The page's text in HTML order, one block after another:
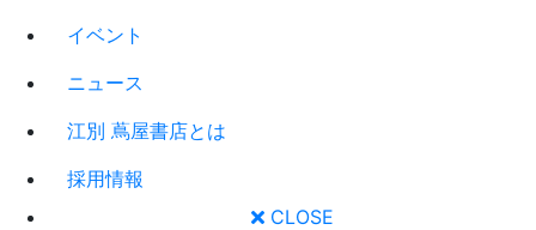
イベント
ニュース
江別 蔦屋書店とは
採用情報
CLOSE